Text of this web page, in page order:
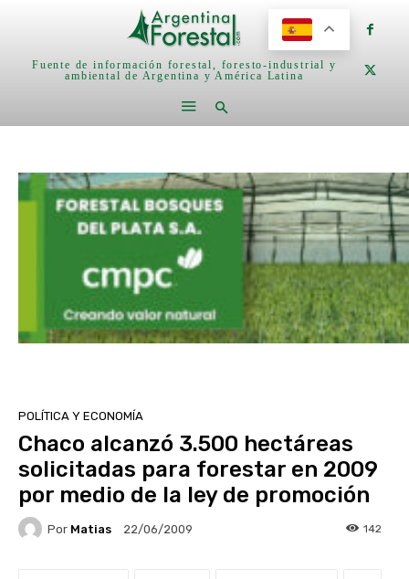
Fuente de información forestal, foresto-industrial y
ambiental de Argentina y América Latina
POLÍTICA Y ECONOMÍA
Chaco alcanzó 3.500 hectáreas
solicitadas para forestar en 2009
por medio de la ley de promoción
Por Matias 22/06/2009 142